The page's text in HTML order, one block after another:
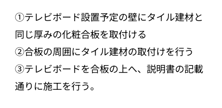
①テレビボード設置予定の壁にタイル建材と
同じ厚みの化粧合板を取付ける
②合板の周囲にタイル建材の取付けを行う
③テレビボードを合板の上へ、説明書の記載
通りに施工を行う。